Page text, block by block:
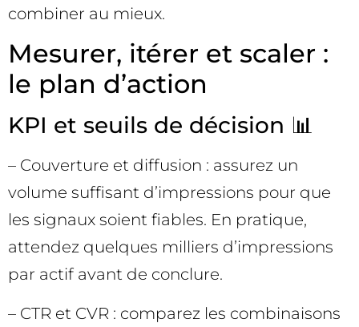
combiner au mieux.
Mesurer, itérer et scaler :
le plan d’action
KPI et seuils de décision 📊
– Couverture et diffusion : assurez un
volume suffisant d’impressions pour que
les signaux soient fiables. En pratique,
attendez quelques milliers d’impressions
par actif avant de conclure.
– CTR et CVR : comparez les combinaisons